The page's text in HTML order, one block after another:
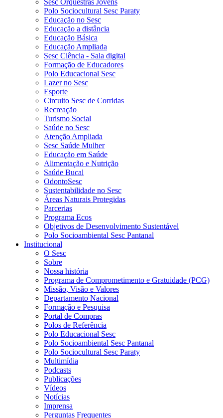
Sesc Orquestras Jovens
Polo Sociocultural Sesc Paraty
Educação no Sesc
Educação a distância
Educação Básica
Educação Ampliada
Sesc Ciência - Sala digital
Formação de Educadores
Polo Educacional Sesc
Lazer no Sesc
Esporte
Circuito Sesc de Corridas
Recreação
Turismo Social
Saúde no Sesc
Atenção Ampliada
Sesc Saúde Mulher
Educação em Saúde
Alimentação e Nutrição
Saúde Bucal
OdontoSesc
Sustentabilidade no Sesc
Áreas Naturais Protegidas
Parcerias
Programa Ecos
Objetivos de Desenvolvimento Sustentável
Polo Socioambiental Sesc Pantanal
Institucional
O Sesc
Sobre
Nossa história
Programa de Comprometimento e Gratuidade (PCG)
Missão, Visão e Valores
Departamento Nacional
Formação e Pesquisa
Portal de Compras
Polos de Referência
Polo Educacional Sesc
Polo Socioambiental Sesc Pantanal
Polo Sociocultural Sesc Paraty
Multimídia
Podcasts
Publicações
Vídeos
Notícias
Imprensa
Perguntas Frequentes